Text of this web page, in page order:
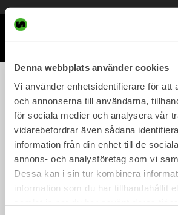
Denna webbplats använder cookies
Vi använder enhetsidentifierare för att
och annonserna till användarna,
för sociala medier och analysera vår
vidarebefordrar även sådana
information från din enhet till de
annons- och analysföretag som vi
Dessa kan i sin tur kombinera
information som du har tillhandahållit
Steelwrist mini
Out of stock
Steelwrist Miniature
Tiltrotator X20 S60
170,00 kr inc. VAT